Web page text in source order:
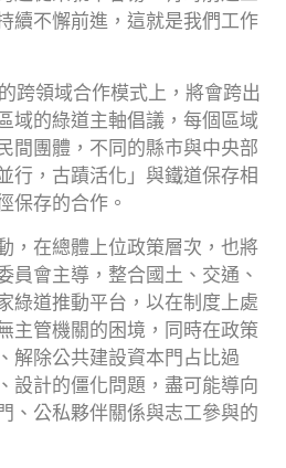
續不懈前進，這就是我們工作
跨領域合作模式上，將會跨出
域的綠道主軸倡議，每個區域
間團體，不同的縣市與中央部
行，古蹟活化」與鐵道保存相
保存的合作。
，在總體上位政策層次，也將
員會主導，整合國土、交通、
綠道推動平台，以在制度上處
主管機關的困境，同時在政策
解除公共建設資本門占比過
設計的僵化問題，盡可能導向
、公私夥伴關係與志工參與的